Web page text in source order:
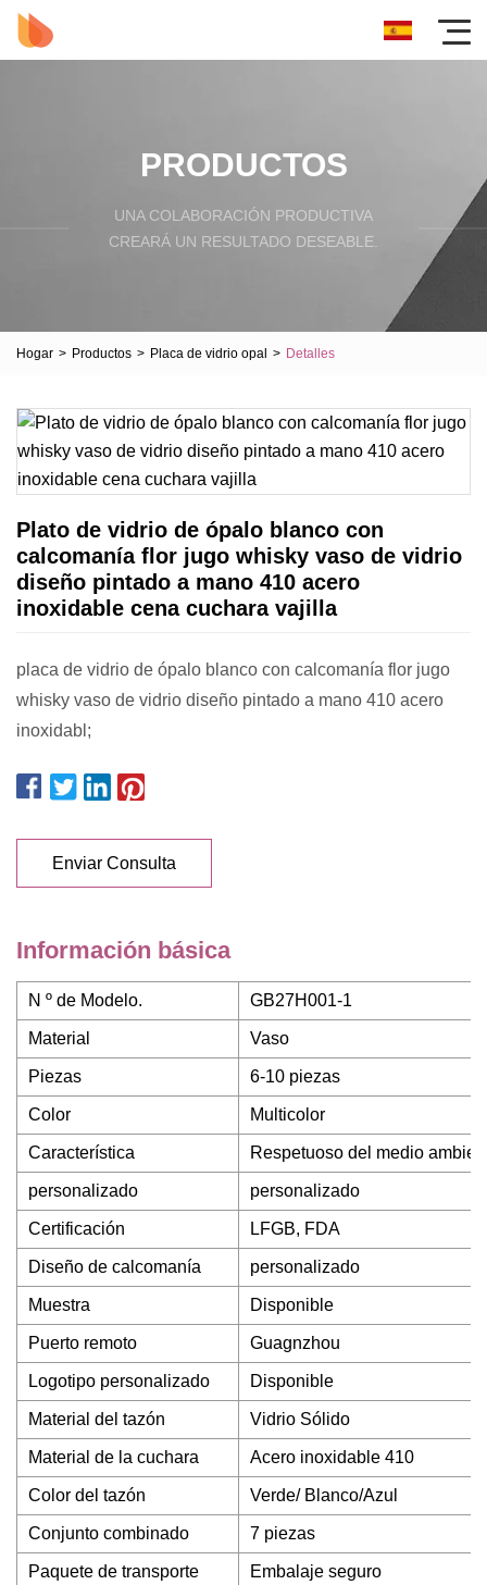
PRODUCTOS
UNA COLABORACIÓN PRODUCTIVA
CREARÁ UN RESULTADO DESEABLE.
Hogar > Productos > Placa de vidrio opal > Detalles
Plato de vidrio de ópalo blanco con
calcomanía flor jugo whisky vaso de vidrio
diseño pintado a mano 410 acero
inoxidable cena cuchara vajilla
placa de vidrio de ópalo blanco con calcomanía flor jugo
whisky vaso de vidrio diseño pintado a mano 410 acero
inoxidabl;
Enviar Consulta
Información básica
N º de Modelo. GB27H001-1
Material Vaso
Piezas 6-10 piezas
Color Multicolor
Característica Respetuoso del medio
personalizado personalizado
Certificación LFGB, FDA
Diseño de calcomanía personalizado
Muestra Disponible
Puerto remoto Guagnzhou
Logotipo personalizado Disponible
Material del tazón Vidrio Sólido
Material de la cuchara Acero inoxidable 410
Color del tazón Verde/ Blanco/Azul
Conjunto combinado 7 piezas
Paquete de transporte Embalaje seguro